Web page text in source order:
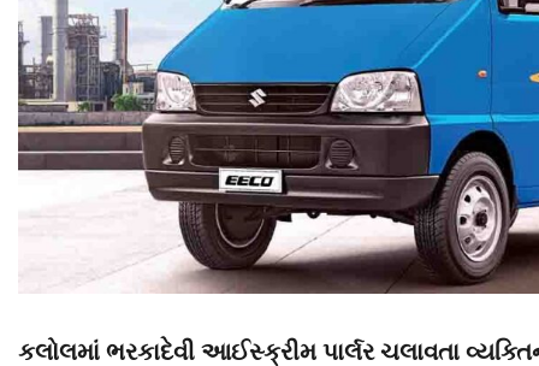
કલોલમાં ભરકાદેવી આઈસ્ક્રીમ પાર્લર ચલાવતા